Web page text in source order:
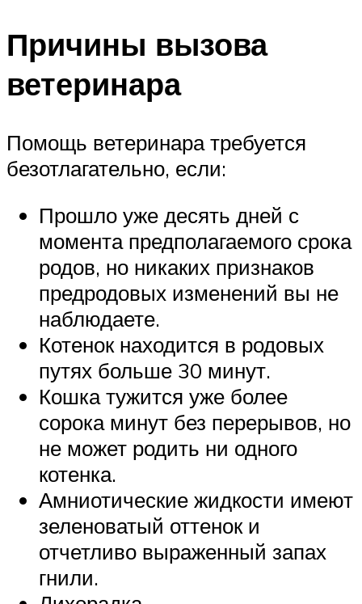
Причины вызова
ветеринара
Помощь ветеринара требуется
безотлагательно, если:
Прошло уже десять дней с
момента предполагаемого срока
родов, но никаких признаков
предродовых изменений вы не
наблюдаете.
Котенок находится в родовых
путях больше 30 минут.
Кошка тужится уже более
сорока минут без перерывов, но
не может родить ни одного
котенка.
Амниотические жидкости имеют
зеленоватый оттенок и
отчетливо выраженный запах
гнили.